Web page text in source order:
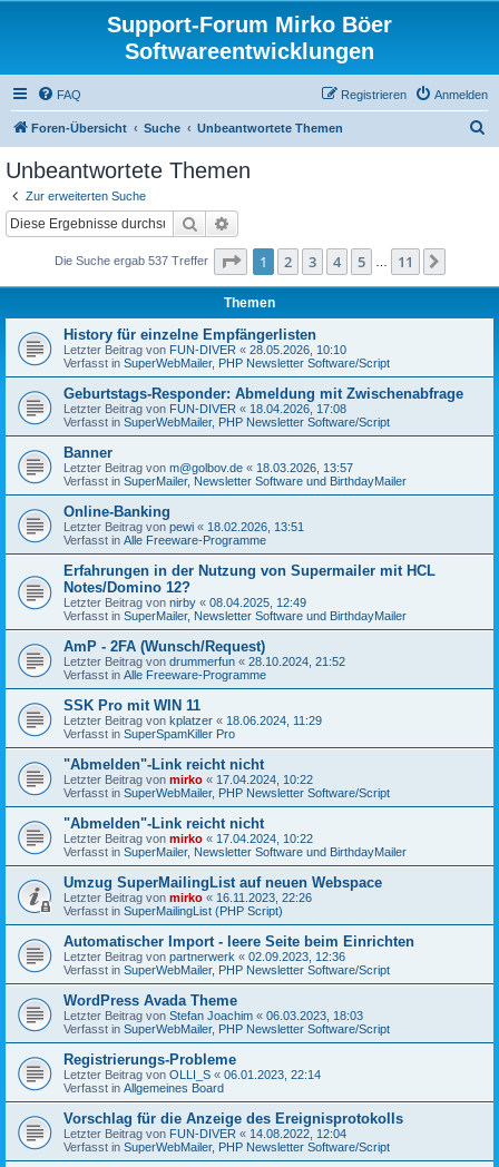
Support-Forum Mirko Böer
Softwareentwicklungen
FAQ Anmelden
Registrieren
Foren-Übersicht Suche Unbeantwortete Themen
Unbeantwortete Themen
Zur erweiterten Suche
Suche
Die Suche ergab 537 Treffer Seite 1von 11
1 2 3 4 5 11
Themen
History für einzelne Empfängerlisten
Letzter Beitrag von FUN-DIVER « 28.05.2026, 10:10
Verfasst in SuperWebMailer, PHP Newsletter Software/Script
Geburtstags-Responder: Abmeldung mit Zwischenabfrage
Letzter Beitrag von FUN-DIVER « 18.04.2026, 17:08
Verfasst in SuperWebMailer, PHP Newsletter Software/Script
Banner
Letzter Beitrag von m@golbov.de « 18.03.2026, 13:57
Verfasst in SuperMailer, Newsletter Software und BirthdayMailer
Online-Banking
Letzter Beitrag von pewi « 18.02.2026, 13:51
Verfasst in Alle Freeware-Programme
Erfahrungen in der Nutzung von Supermailer mit HCL
Notes/Domino 12?
Letzter Beitrag von nirby « 08.04.2025, 12:49
Verfasst in SuperMailer, Newsletter Software und BirthdayMailer
AmP - 2FA (Wunsch/Request)
Letzter Beitrag von drummerfun « 28.10.2024, 21:52
Verfasst in Alle Freeware-Programme
SSK Pro mit WIN 11
Letzter Beitrag von kplatzer « 18.06.2024, 11:29
Verfasst in SuperSpamKiller Pro
"Abmelden"-Link reicht nicht
Letzter Beitrag von mirko « 17.04.2024, 10:22
Verfasst in SuperWebMailer, PHP Newsletter Software/Script
"Abmelden"-Link reicht nicht
Letzter Beitrag von mirko « 17.04.2024, 10:22
Verfasst in SuperMailer, Newsletter Software und BirthdayMailer
Umzug SuperMailingList auf neuen Webspace
Letzter Beitrag von mirko « 16.11.2023, 22:26
Verfasst in SuperMailingList (PHP Script)
Automatischer Import - leere Seite beim Einrichten
Letzter Beitrag von partnerwerk « 02.09.2023, 12:36
Verfasst in SuperWebMailer, PHP Newsletter Software/Script
WordPress Avada Theme
Letzter Beitrag von Stefan Joachim « 06.03.2023, 18:03
Verfasst in SuperWebMailer, PHP Newsletter Software/Script
Registrierungs-Probleme
Letzter Beitrag von OLLI_S « 06.01.2023, 22:14
Verfasst in Allgemeines Board
Vorschlag für die Anzeige des Ereignisprotokolls
Letzter Beitrag von FUN-DIVER « 14.08.2022, 12:04
Verfasst in SuperWebMailer, PHP Newsletter Software/Script